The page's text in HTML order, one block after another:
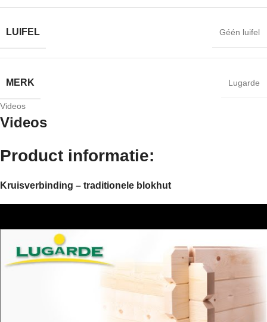
LUIFEL Géén luifel
MERK Lugarde
Videos
Videos
Product informatie:
Kruisverbinding – traditionele blokhut